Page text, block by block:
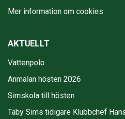
Mer information om cookies
AKTUELLT
Vattenpolo
Anmälan hösten 2026
Simskola till hösten
Täby Sims tidigare Klubbchef